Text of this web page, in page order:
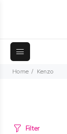
Home Kenzo
Filter